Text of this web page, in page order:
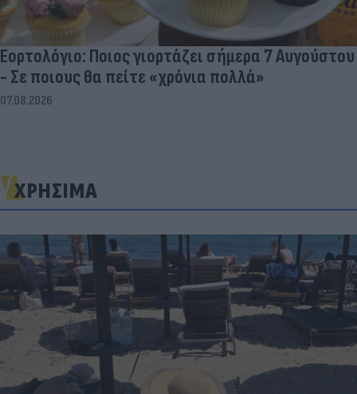
Εορτολόγιο: Ποιος γιορτάζει σήμερα 7 Αυγούστου
- Σε ποιους θα πείτε «χρόνια πολλά»
07.08.2026
ΧΡΗΣΙΜΑ